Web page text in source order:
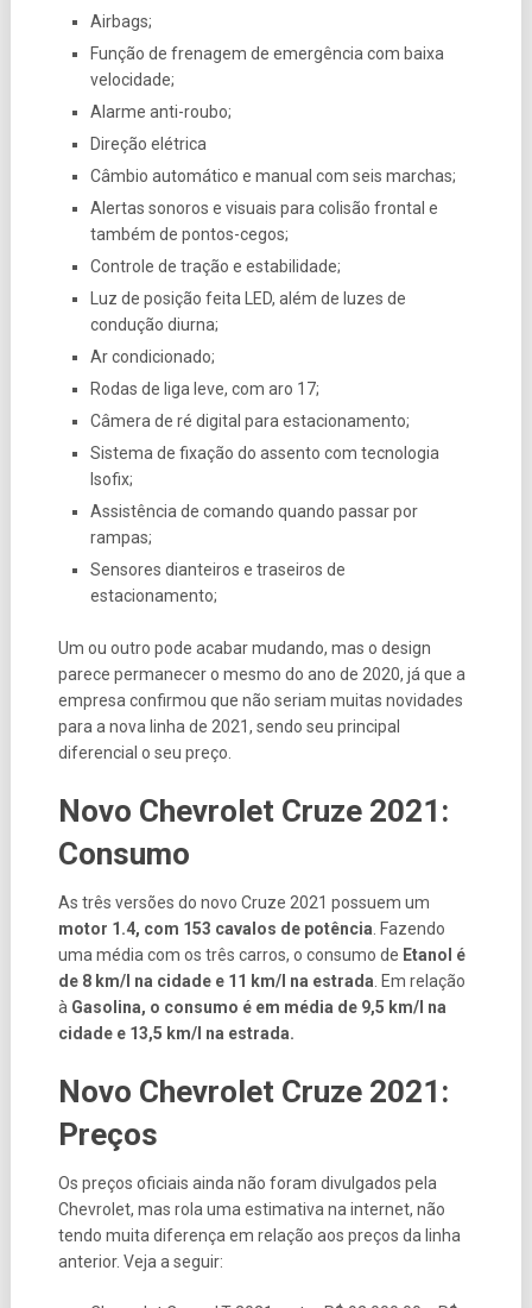
Airbags;
Função de frenagem de emergência com baixa
velocidade;
Alarme anti-roubo;
Direção elétrica
Câmbio automático e manual com seis marchas;
Alertas sonoros e visuais para colisão frontal e
também de pontos-cegos;
Controle de tração e estabilidade;
Luz de posição feita LED, além de luzes de
condução diurna;
Ar condicionado;
Rodas de liga leve, com aro 17;
Câmera de ré digital para estacionamento;
Sistema de fixação do assento com tecnologia
Isofix;
Assistência de comando quando passar por
rampas;
Sensores dianteiros e traseiros de
estacionamento;
Um ou outro pode acabar mudando, mas o design
parece permanecer o mesmo do ano de 2020, já que a
empresa confirmou que não seriam muitas novidades
para a nova linha de 2021, sendo seu principal
diferencial o seu preço.
Novo Chevrolet Cruze 2021:
Consumo
As três versões do novo Cruze 2021 possuem um
motor 1.4, com 153 cavalos de potência . Fazendo
uma média com os três carros, o consumo de Etanol é
de 8 km/l na cidade e 11 km/l na estrada . Em relação
à Gasolina, o consumo é em média de 9,5 km/l na
cidade e 13,5 km/l na estrada.
Novo Chevrolet Cruze 2021:
Preços
Os preços oficiais ainda não foram divulgados pela
Chevrolet, mas rola uma estimativa na internet, não
tendo muita diferença em relação aos preços da linha
anterior. Veja a seguir: